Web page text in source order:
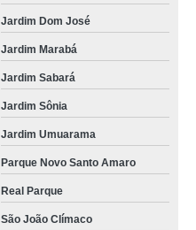
Jardim Dom José
Jardim Marabá
Jardim Sabará
Jardim Sônia
Jardim Umuarama
Parque Novo Santo Amaro
Real Parque
São João Clímaco